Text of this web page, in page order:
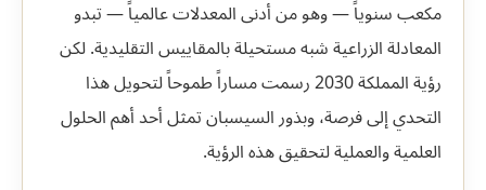
مكعب سنوياً — وهو من أدنى المعدلات عالمياً — تبدو
المعادلة الزراعية شبه مستحيلة بالمقاييس التقليدية. لكن
رؤية المملكة 2030 رسمت مساراً طموحاً لتحويل هذا
التحدي إلى فرصة، وبذور السيسبان تمثل أحد أهم الحلول
العلمية والعملية لتحقيق هذه الرؤية.